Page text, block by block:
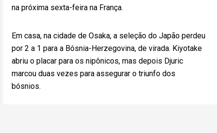
na próxima sexta-feira na França.
Em casa, na cidade de Osaka, a seleção do Japão perdeu
por 2 a 1 para a Bósnia-Herzegovina, de virada. Kiyotake
abriu o placar para os nipônicos, mas depois Djuric
marcou duas vezes para assegurar o triunfo dos
bósnios.